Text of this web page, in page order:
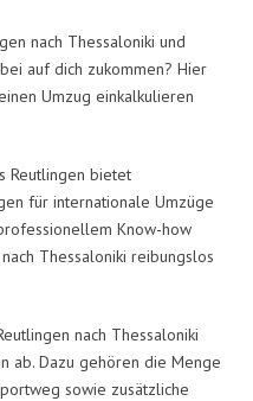
nach Thessaloniki und
auf dich zukommen? Hier
Umzug einkalkulieren
Reutlingen bietet
für internationale Umzüge
Know-how
Thessaloniki reibungslos
nach Thessaloniki
ab. Dazu gehören die Menge
sowie zusätzliche